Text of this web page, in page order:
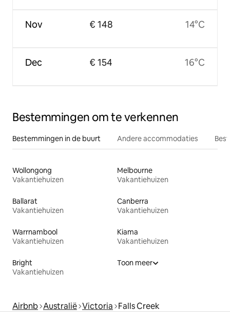
Nov
Dec
€ 148
€ 154
14°C
16°C
Bestemmingen om te verkennen
Bestemmingen in de buurt Andere accommodaties
Wollongong
Vakantiehuizen
Melbourne
Vakantiehuizen
Ballarat
Vakantiehuizen
Canberra
Vakantiehuizen
Warrnambool
Vakantiehuizen
Kiama
Vakantiehuizen
Bright
Vakantiehuizen
Toon meer
Airbnb Australië Victoria Falls Creek